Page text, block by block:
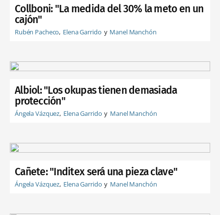
Collboni: "La medida del 30% la meto en un
cajón"
Rubén Pacheco Elena Garrido Manel Manchón
Albiol: "Los okupas tienen demasiada
protección"
Ángela Vázquez Elena Garrido Manel Manchón
Cañete: "Inditex será una pieza clave"
Ángela Vázquez Elena Garrido Manel Manchón